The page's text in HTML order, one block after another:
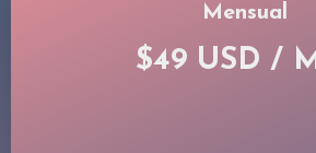
Mensual
$49 USD /